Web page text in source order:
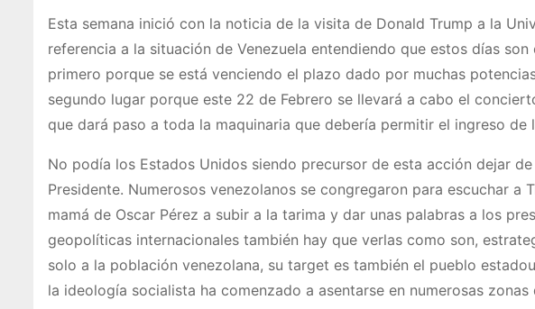
Esta semana inició con la noticia de la visita de Donald Trump a la
referencia a la situación de Venezuela entendiendo que estos días
primero porque se está venciendo el plazo dado por muchas
segundo lugar porque este 22 de Febrero se llevará a cabo el
que dará paso a toda la maquinaria que debería permitir el ingreso de
No podía los Estados Unidos siendo precursor de esta acción dejar
Presidente. Numerosos venezolanos se congregaron para escuchar a
mamá de Oscar Pérez a subir a la tarima y dar unas palabras a los
geopolíticas internacionales también hay que verlas como son,
solo a la población venezolana, su target es también el pueblo
la ideología socialista ha comenzado a asentarse en numerosas